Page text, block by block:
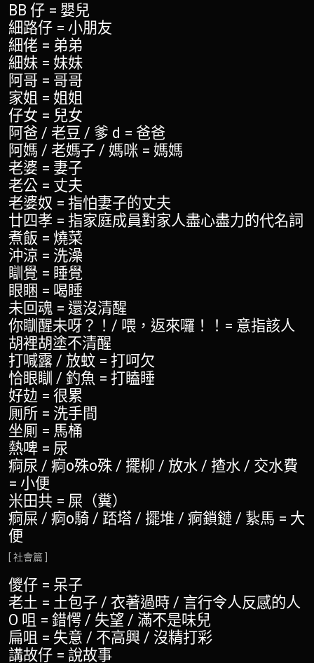
BB 仔 = 嬰兒
細路仔 = 小朋友
細佬 = 弟弟
細妹 = 妹妹
阿哥 = 哥哥
家姐 = 姐姐
仔女 = 兒女
阿爸 / 老豆 / 爹 d = 爸爸
阿媽 / 老媽子 / 媽咪 = 媽媽
老婆 = 妻子
老公 = 丈夫
老婆奴 = 指怕妻子的丈夫
廿四孝 = 指家庭成員對家人盡心盡力的代名詞
煮飯 = 燒菜
沖涼 = 洗澡
瞓覺 = 睡覺
眼睏 = 喝睡
未回魂 = 還沒清醒
你瞓醒未呀？！/ 喂，返來囉！！= 意指該人
胡裡胡塗不清醒
打喊露 / 放蚊 = 打呵欠
恰眼瞓 / 釣魚 = 打瞌睡
好攰 = 很累
厠所 = 洗手間
坐厠 = 馬桶
熱啤 = 尿
痾尿 / 痾o殊o殊 / 擺柳 / 放水 / 揸水 / 交水費
= 小便
米田共 = 屎（糞）
痾屎 / 痾o騎 / 踎塔 / 擺堆 / 痾鎖鏈 / 紥馬 = 大
便
[ 社會篇 ]
儍仔 = 呆子
老土 = 土包子 / 衣著過時 / 言行令人反感的人
O 咀 = 錯愕 / 失望 / 滿不是味兒
扁咀 = 失意 / 不高興 / 沒精打彩
講故仔 = 說故事